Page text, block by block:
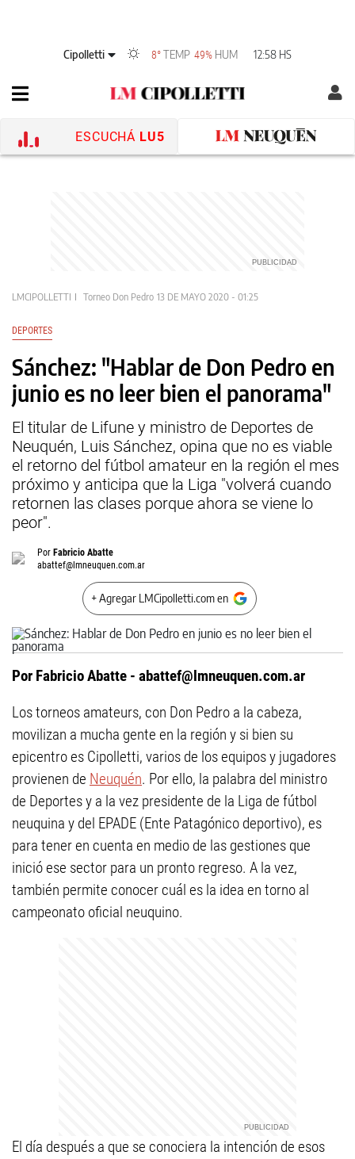
Cipolletti 8°TEMP 49% HUM 12:58 HS
ESCUCHÁ LU5
LMCIPOLLETTI Torneo Don Pedro 13 DE MAYO 2020 - 01:25
DEPORTES
Sánchez: "Hablar de Don Pedro en
junio es no leer bien el panorama"
El titular de Lifune y ministro de Deportes de
Neuquén, Luis Sánchez, opina que no es viable
el retorno del fútbol amateur en la región el mes
próximo y anticipa que la Liga "volverá cuando
retornen las clases porque ahora se viene lo
peor".
Por Fabricio Abatte
abattef@lmneuquen.com.ar
+ Agregar LMCipolletti.com en
Por Fabricio Abatte - abattef@lmneuquen.com.ar
Los torneos amateurs, con Don Pedro a la cabeza,
movilizan a mucha gente en la región y si bien su
epicentro es Cipolletti, varios de los equipos y jugadores
provienen de Neuquén. Por ello, la palabra del ministro
de Deportes y a la vez presidente de la Liga de fútbol
neuquina y del EPADE (Ente Patagónico deportivo), es
para tener en cuenta en medio de las gestiones que
inició ese sector para un pronto regreso. A la vez,
también permite conocer cuál es la idea en torno al
campeonato oficial neuquino.
El día después a que se conociera la intención de esos